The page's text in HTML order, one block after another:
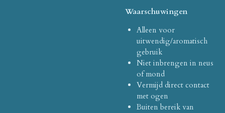
Waarschuwingen
Alleen voor
uitwendig/aromatisch
gebruik
Niet inbrengen in neus
of mond
Vermijd direct contact
met ogen
Buiten bereik van